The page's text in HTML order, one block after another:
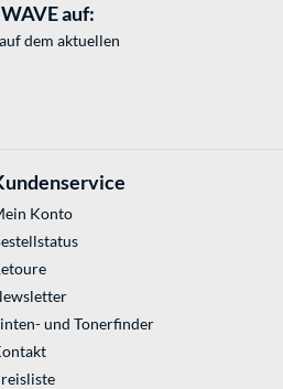
auf:
dem aktuellen
Konto
und Tonerfinder